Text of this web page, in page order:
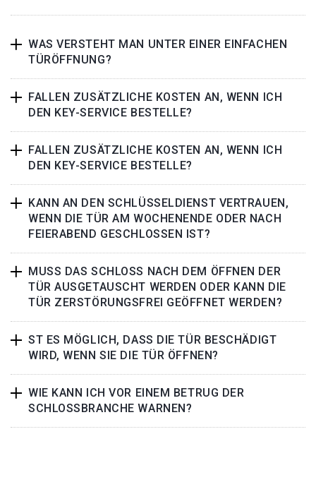
WAS VERSTEHT MAN UNTER EINER EINFACHEN
TÜRÖFFNUNG?
FALLEN ZUSÄTZLICHE KOSTEN AN, WENN ICH
DEN KEY-SERVICE BESTELLE?
FALLEN ZUSÄTZLICHE KOSTEN AN, WENN ICH
DEN KEY-SERVICE BESTELLE?
KANN AN DEN SCHLÜSSELDIENST VERTRAUEN,
WENN DIE TÜR AM WOCHENENDE ODER NACH
FEIERABEND GESCHLOSSEN IST?
MUSS DAS SCHLOSS NACH DEM ÖFFNEN DER
TÜR AUSGETAUSCHT WERDEN ODER KANN DIE
TÜR ZERSTÖRUNGSFREI GEÖFFNET WERDEN?
ST ES MÖGLICH, DASS DIE TÜR BESCHÄDIGT
WIRD, WENN SIE DIE TÜR ÖFFNEN?
WIE KANN ICH VOR EINEM BETRUG DER
SCHLOSSBRANCHE WARNEN?